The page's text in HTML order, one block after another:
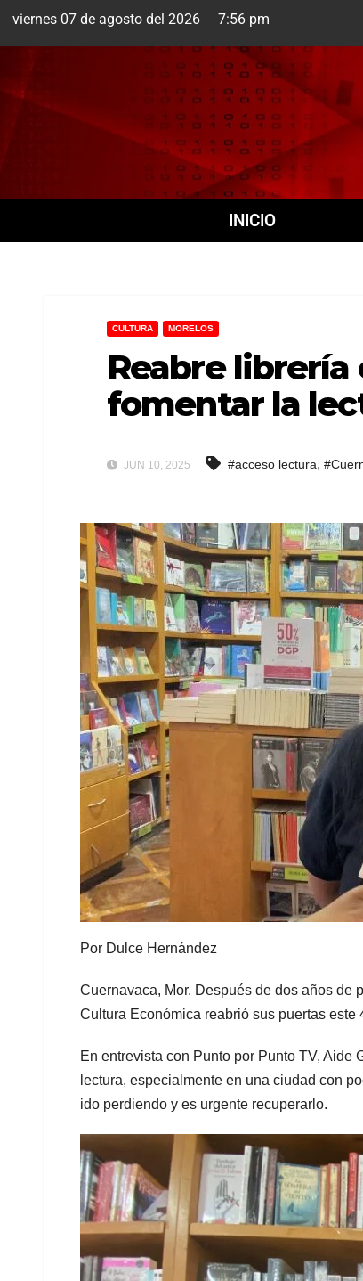
viernes 07 de agosto del 2026 7:56 pm
Cuernavaca
INICIO
CULTURA MORELOS
Reabre librería
fomentar la
JUN 10, 2025 #acceso lectura,
Por Dulce Hernández
Cuernavaca, Mor. Después de dos años de
Cultura Económica reabrió sus puertas
En entrevista con Punto por Punto TV,
lectura, especialmente en una ciudad con
ido perdiendo y es urgente recuperarlo.